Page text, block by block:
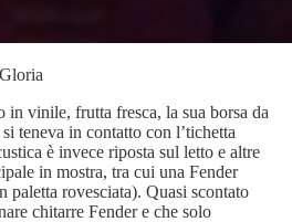
in vinile, frutta fresca, la sua borsa da
teneva in contatto con l’tichetta
è invece riposta sul letto e altre
in mostra, tra cui una Fender
paletta rovesciata). Quasi scontato
chitarre Fender e che solo